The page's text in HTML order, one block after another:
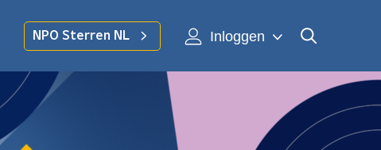
NPO Sterren NL Inloggen